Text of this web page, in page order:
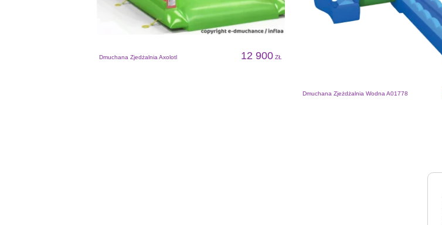
Dmuchana Zjedżalnia Axolotl 12 900 ZŁ
Dmuchana Zjeżdżalnia Wodna A01778